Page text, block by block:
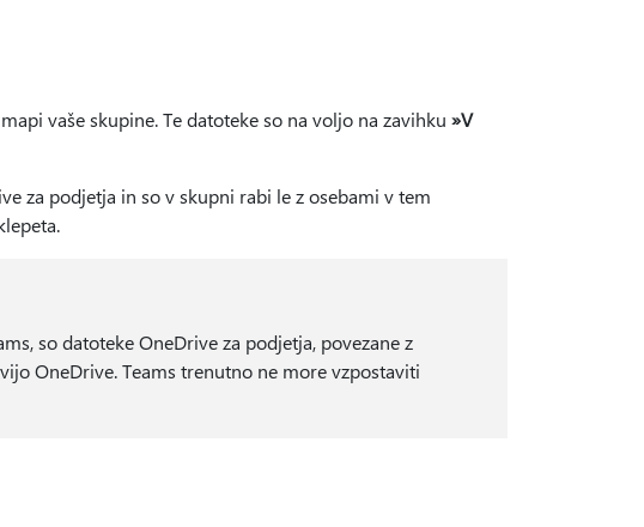
vaše skupine. Te datoteke so na voljo na zavihku »V
za podjetja in so v skupni rabi le z osebami v tem
so datoteke OneDrive za podjetja, povezane z
OneDrive. Teams trenutno ne more vzpostaviti